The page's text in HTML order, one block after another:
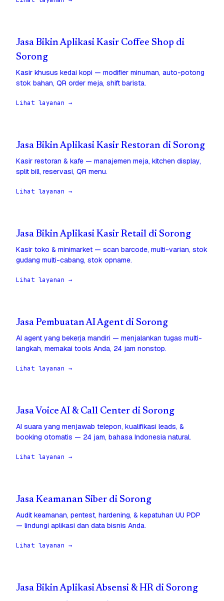
Jasa Bikin Aplikasi Kasir Coffee Shop di
Sorong
Kasir khusus kedai kopi — modifier minuman, auto-potong
stok bahan, QR order meja, shift barista.
Lihat layanan →
Jasa Bikin Aplikasi Kasir Restoran di Sorong
Kasir restoran & kafe — manajemen meja, kitchen display,
split bill, reservasi, QR menu.
Lihat layanan →
Jasa Bikin Aplikasi Kasir Retail di Sorong
Kasir toko & minimarket — scan barcode, multi-varian, stok
gudang multi-cabang, stok opname.
Lihat layanan →
Jasa Pembuatan AI Agent di Sorong
AI agent yang bekerja mandiri — menjalankan tugas multi-
langkah, memakai tools Anda, 24 jam nonstop.
Lihat layanan →
Jasa Voice AI & Call Center di Sorong
AI suara yang menjawab telepon, kualifikasi leads, &
booking otomatis — 24 jam, bahasa Indonesia natural.
Lihat layanan →
Jasa Keamanan Siber di Sorong
Audit keamanan, pentest, hardening, & kepatuhan UU PDP
— lindungi aplikasi dan data bisnis Anda.
Lihat layanan →
Jasa Bikin Aplikasi Absensi & HR di Sorong